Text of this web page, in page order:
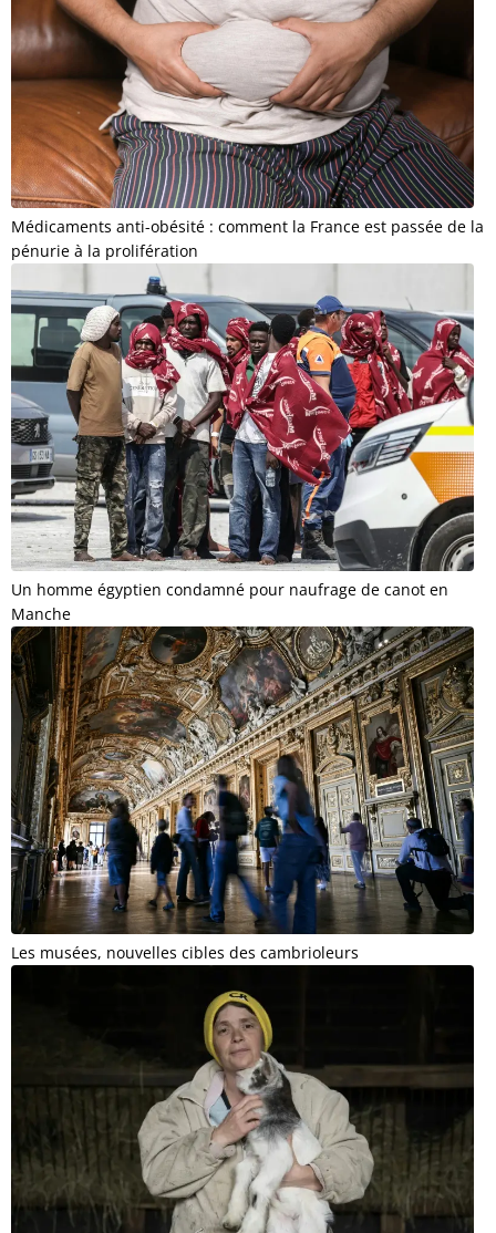
Médicaments anti-obésité : comment la France est passée de la
pénurie à la prolifération
Un homme égyptien condamné pour naufrage de canot en
Manche
Les musées, nouvelles cibles des cambrioleurs